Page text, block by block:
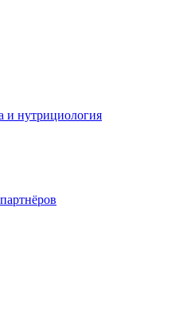
и нутрициология